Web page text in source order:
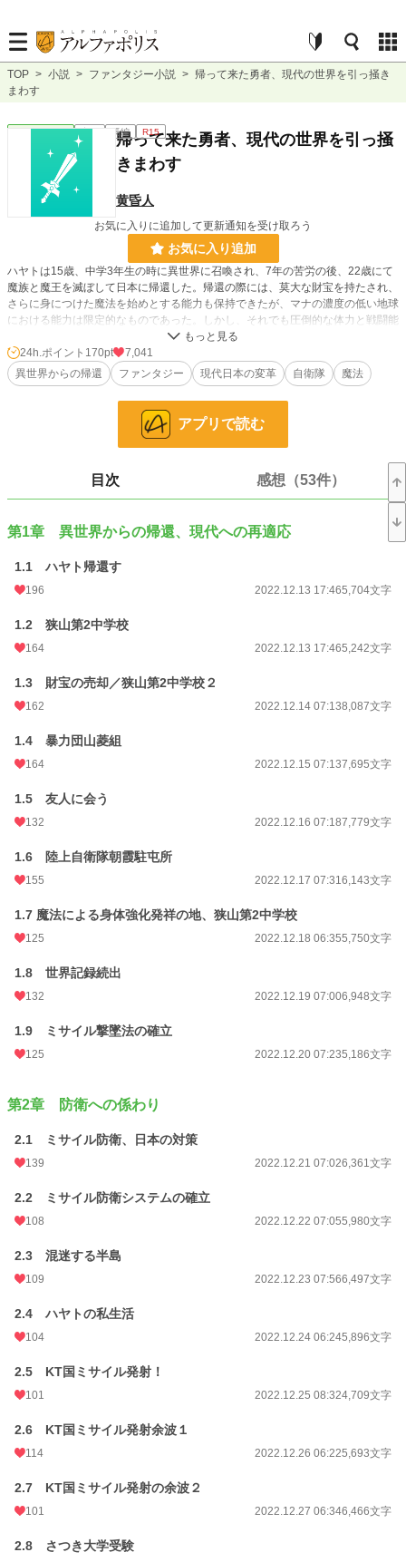
TOP > 小説 > ファンタジー小説 > 帰って来た勇者、現代の世界を引っ掻き
まわす
ファンタジー 完結 長編 R15
帰って来た勇者、現代の世界を引っ掻
きまわす
黄昏人
お気に入りに追加して更新通知を受け取ろう
お気に入り追加
ハヤトは15歳、中学3年生の時に異世界に召喚され、7年の苦労の後、22歳にて
魔族と魔王を滅ぼして日本に帰還した。帰還の際には、莫大な財宝を持たされ、
さらに身につけた魔法を始めとする能力も保持できたが、マナの濃度の低い地球
における能力は限定的なものであった。しかし、それでも圧倒的な体力と戦闘能
力、限定的とは言え魔法能力は現代日本を、いや世界を大きく動かすのであっ
た。
4年前に書いたものをリライトして載せてみます。
7,630 位 / 228,637 件
1,612 位 / 53,274 件
1,308
24h.ポイント 170 pt
文字数 1,009,126
更新日時 2023.06.14 06:19
初回公開日時
初回完結日時 2023.06.14 06:20
4,566 pt (9,027 位)
累計ポイント
24h.ポイント 170pt
7,041
異世界からの帰還
ファンタジー 現代日本の変革 自衛隊 魔法
アプリで読む
目次 感想（53件）
第1章 異世界からの帰還、現代への再適応
1.1 ハヤト帰還す
196 2022.12.13 17:465,704文字
1.2 狭山第2中学校
164 2022.12.13 17:465,242文字
1.3 財宝の売却／狭山第2中学校２
162 2022.12.14 07:138,087文字
1.4 暴力団山菱組
164 2022.12.15 07:137,695文字
1.5 友人に会う
132 2022.12.16 07:187,779文字
1.6 陸上自衛隊朝霞駐屯所
155 2022.12.17 07:316,143文字
1.7 魔法による身体強化発祥の地、狭山第2中学校
125 2022.12.18 06:355,750文字
1.8 世界記録続出
132 2022.12.19 07:006,948文字
1.9 ミサイル撃墜法の確立
125 2022.12.20 07:235,186文字
第2章 防衛への係わり
2.1 ミサイル防衛、日本の対策
139 2022.12.21 07:026,361文字
2.2 ミサイル防衛システムの確立
108 2022.12.22 07:055,980文字
2.3 混迷する半島
109 2022.12.23 07:566,497文字
2.4 ハヤトの私生活
104 2022.12.24 06:245,896文字
2.5 KT国ミサイル発射！
101 2022.12.25 08:324,709文字
2.6 KT国ミサイル発射余波１
114 2022.12.26 06:225,693文字
2.7 KT国ミサイル発射の余波２
101 2022.12.27 06:346,466文字
2.8 さつき大学受験